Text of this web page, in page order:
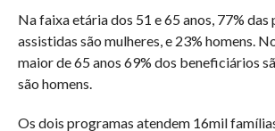
Na faixa etária dos 51 e 65 anos, 77% das
assistidas são mulheres, e 23% homens.
maior de 65 anos 69% dos beneficiários
são homens.
Os dois programas atendem 16mil